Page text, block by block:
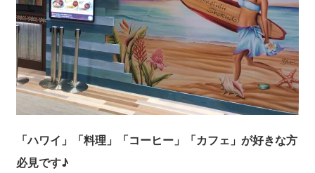
「ハワイ」「料理」「コーヒー」「カフェ」が好きな方
必見です♪